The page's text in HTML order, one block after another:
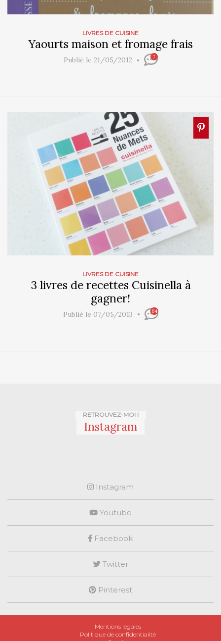
LIVRES DE CUISINE
Yaourts maison et fromage frais
Publié le 21/05/2012 7
LIVRES DE CUISINE
3 livres de recettes Cuisinella à
gagner!
Publié le 07/05/2013 64
RETROUVEZ-MOI !
Instagram
Instagram
Youtube
Facebook
Twitter
Pinterest
Mentions légales
Politique de confidentialité